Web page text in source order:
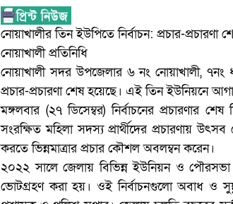
নোয়াখালীর তিন ইউপিতে নির্বাচন: প্রচার-প্রচারণা
নোয়াখালী প্রতিনিধি
নোয়াখালী সদর উপজেলার ৬ নং নোয়াখালী, ৭নং
প্রচার-প্রচারণা শেষ হয়েছে। এই তিন ইউনিয়নে
মঙ্গলবার (২৭ ডিসেম্বর) নির্বাচনের প্রচারণার
সংরক্ষিত মহিলা সদস্য প্রার্থীদের প্রচারণায়
করতে ভিন্নমাত্রার প্রচার কৌশল অবলম্বন করেন।
২০২২ সালে জেলায় বিভিন্ন ইউনিয়ন ও পৌরসভা
ভোটগ্রহণ করা হয়। ওই নির্বাচনগুলো অবাধ ও